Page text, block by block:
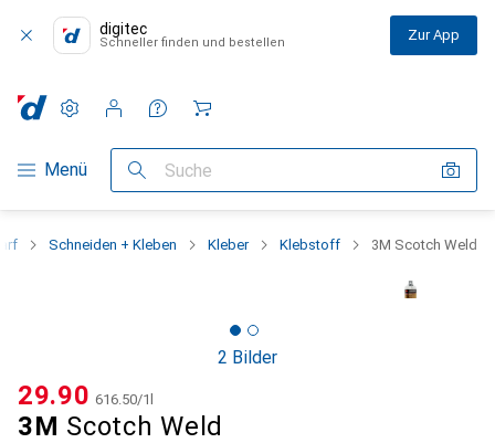
digitec
Schneller finden und bestellen Zur App
Navigation nach Kategorien
Menü Suche
Einstellungen
Kundenkonto
Vergleichslisten
Merklisten
Warenkorb
Schneiden + Kleben Kleber Klebstoff 3M Scotch Weld
2 Bilder
3M Scotch Weld
CHF
29.90 CHF
616.50/1l